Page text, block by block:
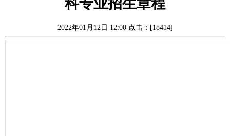
科专业招生章程
2022年01月12日 12:00 点击：[18414]